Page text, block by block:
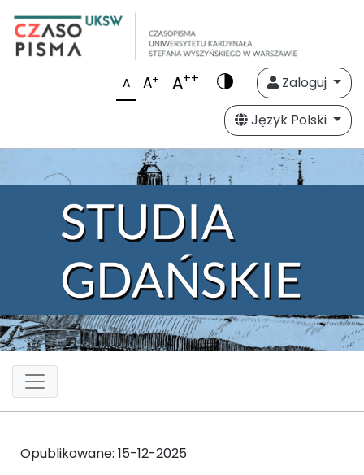
A A+ A++
Zaloguj
Język Polski
Opublikowane: 15-12-2025